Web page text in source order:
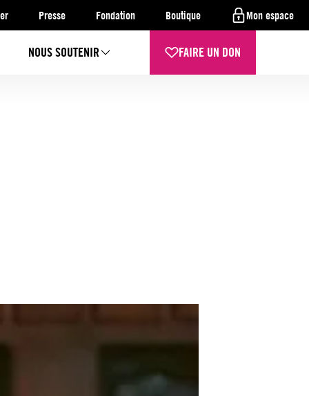
Presse Fondation Boutique Mon espace
NOUS SOUTENIR FAIRE UN DON